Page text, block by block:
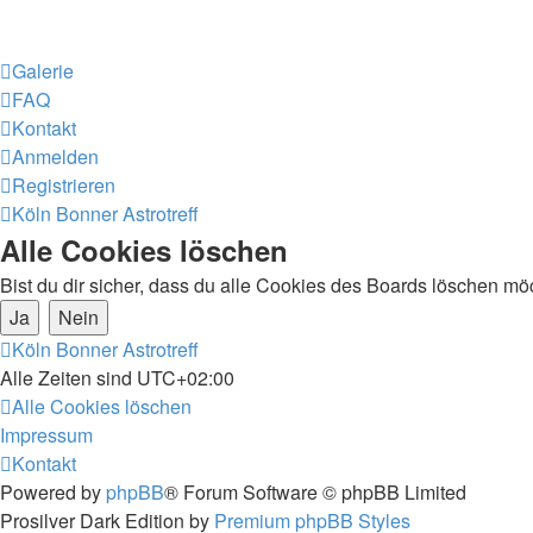
Galerie
FAQ
Kontakt
Anmelden
Registrieren
Köln Bonner Astrotreff
Alle Cookies löschen
Bist du dir sicher, dass du alle Cookies des Boards löschen
Köln Bonner Astrotreff
Alle Zeiten sind UTC+02:00
Alle Cookies löschen
Impressum
Kontakt
Powered by phpBB® Forum Software © phpBB Limited
Prosilver Dark Edition by Premium phpBB Styles